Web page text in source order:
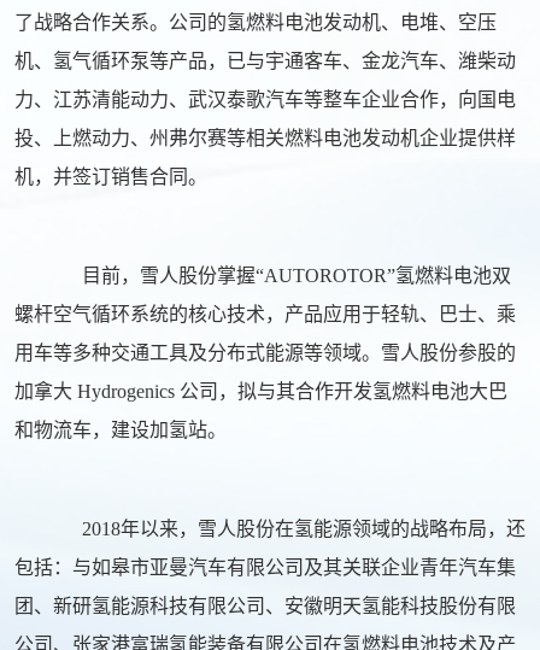
了战略合作关系。公司的氢燃料电池发动机、电堆、空压
机、氢气循环泵等产品，已与宇通客车、金龙汽车、潍柴动
力、江苏清能动力、武汉泰歌汽车等整车企业合作，向国电
投、上燃动力、州弗尔赛等相关燃料电池发动机企业提供样
机，并签订销售合同。
目前，雪人股份掌握“AUTOROTOR”氢燃料电池双
螺杆空气循环系统的核心技术，产品应用于轻轨、巴士、乘
用车等多种交通工具及分布式能源等领域。雪人股份参股的
加拿大 Hydrogenics 公司，拟与其合作开发氢燃料电池大巴
和物流车，建设加氢站。
2018年以来，雪人股份在氢能源领域的战略布局，还
包括：与如皋市亚曼汽车有限公司及其关联企业青年汽车集
团、新研氢能源科技有限公司、安徽明天氢能科技股份有限
公司、张家港富瑞氢能装备有限公司在氢燃料电池技术及产